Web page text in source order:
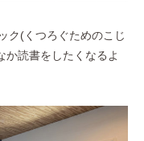
ク(くつろぐためのこじ
か読書をしたくなるよ